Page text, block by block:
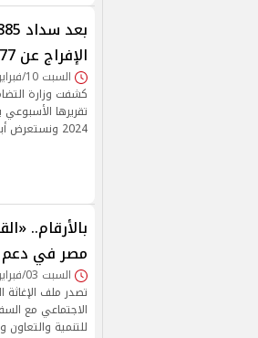
الإفراج عن 77 ألف غارم
السبت 10/فبراير/2024 - 12:32 م
كشفت وزارة
2024 ونستعرض أبرزها…
بالأرقام..
مصر في دعم
السبت 03/فبراير/2024 - 04:48 م
تصدر ملف الإغاثة
الاجتماعي مع
للتنمية